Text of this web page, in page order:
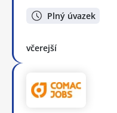
Plný úvazek
včerejší